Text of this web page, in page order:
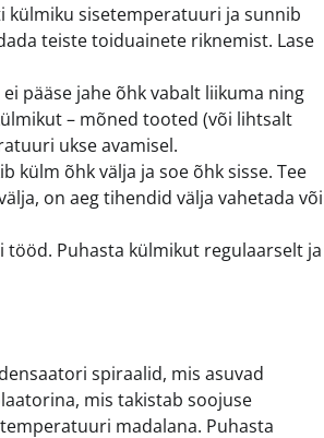
külmiku sisetemperatuuri ja sunnib
teiste toiduainete riknemist. Lase
pääse jahe õhk vabalt liikuma ning
– mõned tooted (või lihtsalt
ukse avamisel.
külm õhk välja ja soe õhk sisse. Tee
on aeg tihendid välja vahetada või
Puhasta külmikut regulaarselt ja
spiraalid, mis asuvad
mis takistab soojuse
madalana. Puhasta